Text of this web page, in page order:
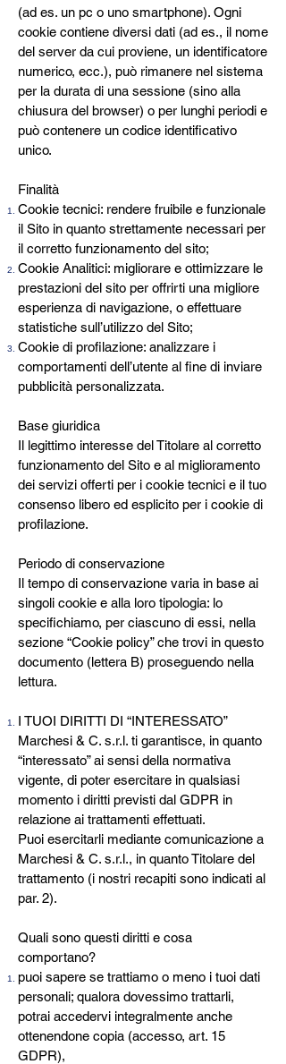
(ad es. un pc o uno smartphone). Ogni
cookie contiene diversi dati (ad es., il nome
del server da cui proviene, un identificatore
numerico, ecc.), può rimanere nel sistema
per la durata di una sessione (sino alla
chiusura del browser) o per lunghi periodi e
può contenere un codice identificativo
unico.
Finalità
Cookie tecnici: rendere fruibile e funzionale
il Sito in quanto strettamente necessari per
il corretto funzionamento del sito;
Cookie Analitici: migliorare e ottimizzare le
prestazioni del sito per offrirti una migliore
esperienza di navigazione, o effettuare
statistiche sull’utilizzo del Sito;
Cookie di profilazione: analizzare i
comportamenti dell’utente al fine di inviare
pubblicità personalizzata.
Base giuridica
Il legittimo interesse del Titolare al corretto
funzionamento del Sito e al miglioramento
dei servizi offerti per i cookie tecnici e il tuo
consenso libero ed esplicito per i cookie di
profilazione.
Periodo di conservazione
Il tempo di conservazione varia in base ai
singoli cookie e alla loro tipologia: lo
specifichiamo, per ciascuno di essi, nella
sezione “Cookie policy” che trovi in questo
documento (lettera B) proseguendo nella
lettura.
I TUOI DIRITTI DI “INTERESSATO”
Marchesi & C. s.r.l. ti garantisce, in quanto
“interessato” ai sensi della normativa
vigente, di poter esercitare in qualsiasi
momento i diritti previsti dal GDPR in
relazione ai trattamenti effettuati.
Puoi esercitarli mediante comunicazione a
Marchesi & C. s.r.l., in quanto Titolare del
trattamento (i nostri recapiti sono indicati al
par. 2).
Quali sono questi diritti e cosa
comportano?
puoi sapere se trattiamo o meno i tuoi dati
personali; qualora dovessimo trattarli,
potrai accedervi integralmente anche
ottenendone copia (accesso, art. 15
GDPR),